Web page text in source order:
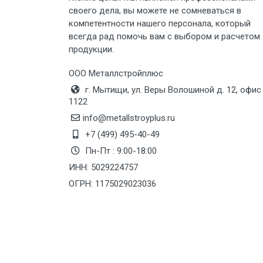
Груз до 6 м, вес до 8 тн
Груз до 6 м, вес до 10 тн
Груз до 12 м, вес до 20 тн
Манипулятор до 6 м, вес до 5 тн
своего дела, вы можете не сомневаться в
компетентности нашего персонала, который
всегда рад помочь вам с выбором и расчетом
продукции.
ООО Металлстройплюс
г. Мытищи, ул. Веры Волошиной д. 12, офис
1122
info@metallstroyplus.ru
+7 (499) 495-40-49
Пн-Пт : 9:00-18:00
ИНН: 5029224757
ОГРН: 1175029023036